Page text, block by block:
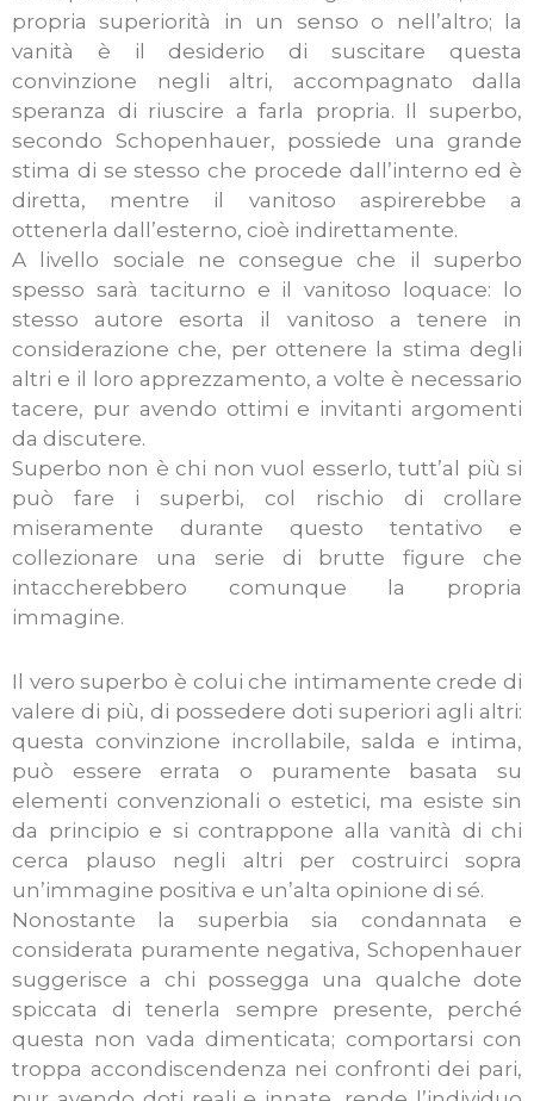
propria superiorità in un senso o nell’altro; la
vanità è il desiderio di suscitare questa
convinzione negli altri, accompagnato dalla
speranza di riuscire a farla propria. Il superbo,
secondo Schopenhauer, possiede una grande
stima di se stesso che procede dall’interno ed è
diretta, mentre il vanitoso aspirerebbe a
ottenerla dall’esterno, cioè indirettamente.
A livello sociale ne consegue che il superbo
spesso sarà taciturno e il vanitoso loquace: lo
stesso autore esorta il vanitoso a tenere in
considerazione che, per ottenere la stima degli
altri e il loro apprezzamento, a volte è necessario
tacere, pur avendo ottimi e invitanti argomenti
da discutere.
Superbo non è chi non vuol esserlo, tutt’al più si
può fare i superbi, col rischio di crollare
miseramente durante questo tentativo e
collezionare una serie di brutte figure che
intaccherebbero comunque la propria
immagine.
Il vero superbo è colui che intimamente crede di
valere di più, di possedere doti superiori agli altri:
questa convinzione incrollabile, salda e intima,
può essere errata o puramente basata su
elementi convenzionali o estetici, ma esiste sin
da principio e si contrappone alla vanità di chi
cerca plauso negli altri per costruirci sopra
un’immagine positiva e un’alta opinione di sé.
Nonostante la superbia sia condannata e
considerata puramente negativa, Schopenhauer
suggerisce a chi possegga una qualche dote
spiccata di tenerla sempre presente, perché
questa non vada dimenticata; comportarsi con
troppa accondiscendenza nei confronti dei pari,